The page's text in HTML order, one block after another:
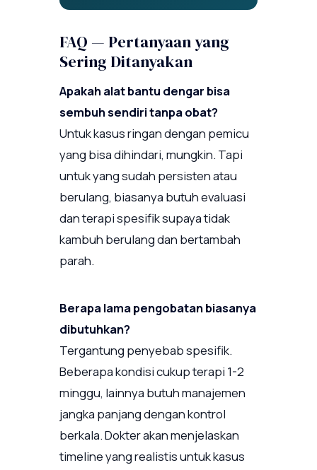
FAQ — Pertanyaan yang
Sering Ditanyakan
Apakah alat bantu dengar bisa
sembuh sendiri tanpa obat?
Untuk kasus ringan dengan pemicu
yang bisa dihindari, mungkin. Tapi
untuk yang sudah persisten atau
berulang, biasanya butuh evaluasi
dan terapi spesifik supaya tidak
kambuh berulang dan bertambah
parah.
Berapa lama pengobatan biasanya
dibutuhkan?
Tergantung penyebab spesifik.
Beberapa kondisi cukup terapi 1-2
minggu, lainnya butuh manajemen
jangka panjang dengan kontrol
berkala. Dokter akan menjelaskan
timeline yang realistis untuk kasus